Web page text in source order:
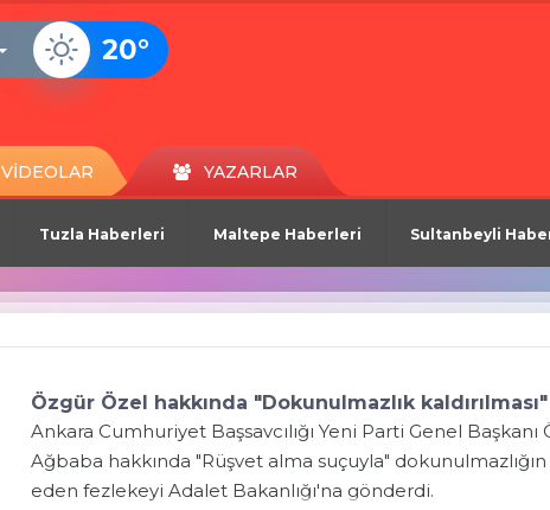
20°
VİDEOLAR YAZARLAR
Tuzla Haberleri Maltepe Haberleri Sultanbeyli
Özgür Özel hakkında "Dokunulmazlık
Ankara Cumhuriyet Başsavcılığı Yeni Parti Genel Başkanı
Ağbaba hakkında "Rüşvet alma suçuyla" dokunulmazlığın
eden fezlekeyi Adalet Bakanlığı'na gönderdi.